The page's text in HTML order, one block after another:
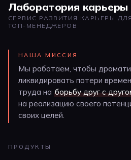
Лаборатория карьеры
СЕРВИС РАЗВИТИЯ КАРЬЕРЫ
ТОП-МЕНЕДЖЕРОВ
НАША МИССИЯ
Мы работаем, чтобы
ликвидировать потери
труда на борьбу друг с
на реализацию своего
своих целей.
ПРОДУКТЫ